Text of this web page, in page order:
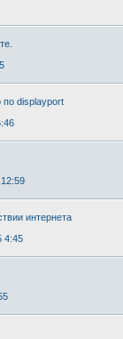
по displayport
интернета
4:45